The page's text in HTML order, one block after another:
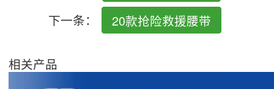
下一条：
20款抢险救援腰带
相关产品